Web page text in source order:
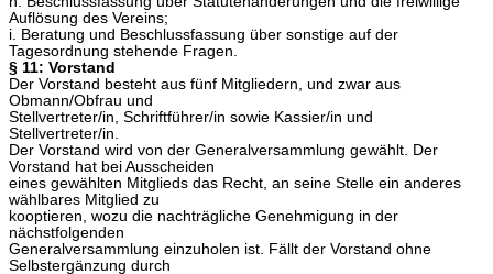
Auflösung des Vereins;
i. Beratung und Beschlussfassung über sonstige auf der
Tagesordnung stehende Fragen.
§ 11: Vorstand
Der Vorstand besteht aus fünf Mitgliedern, und zwar aus
Obmann/Obfrau und
Stellvertreter/in, Schriftführer/in sowie Kassier/in und
Stellvertreter/in.
Der Vorstand wird von der Generalversammlung gewählt. Der
Vorstand hat bei Ausscheiden
eines gewählten Mitglieds das Recht, an seine Stelle ein anderes
wählbares Mitglied zu
kooptieren, wozu die nachträgliche Genehmigung in der
nächstfolgenden
Generalversammlung einzuholen ist. Fällt der Vorstand ohne
Selbstergänzung durch